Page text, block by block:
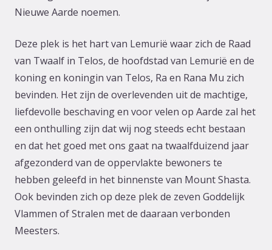
Nieuwe Aarde noemen.
Deze plek is het hart van Lemurië waar zich de Raad
van Twaalf in Telos, de hoofdstad van Lemurië en de
koning en koningin van Telos, Ra en Rana Mu zich
bevinden. Het zijn de overlevenden uit de machtige,
liefdevolle beschaving en voor velen op Aarde zal het
een onthulling zijn dat wij nog steeds echt bestaan
en dat het goed met ons gaat na twaalfduizend jaar
afgezonderd van de oppervlakte bewoners te
hebben geleefd in het binnenste van Mount Shasta.
Ook bevinden zich op deze plek de zeven Goddelijk
Vlammen of Stralen met de daaraan verbonden
Meesters.